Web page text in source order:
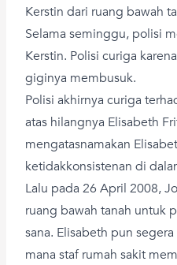
Kerstin dari ruang bawah
Selama seminggu, polisi
Kerstin. Polisi curiga
giginya membusuk.
Polisi akhirnya curiga
atas hilangnya Elisabeth
mengatasnamakan
ketidakkonsistenan di
Lalu pada 26 April 2008,
ruang bawah tanah untuk
sana. Elisabeth pun
mana staf rumah sakit